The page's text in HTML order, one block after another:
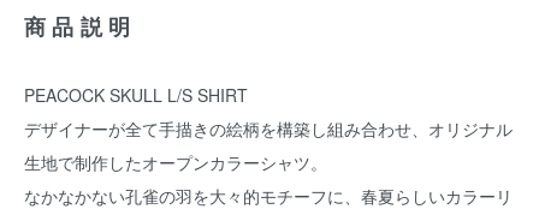
商品説明
PEACOCK SKULL L/S SHIRT
デザイナーが全て手描きの絵柄を構築し組み合わせ、オリジナル
生地で制作したオープンカラーシャツ。
なかなかない孔雀の羽を大々的モチーフに、春夏らしいカラーリ